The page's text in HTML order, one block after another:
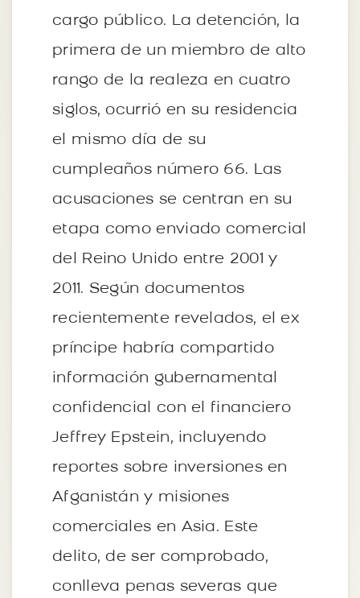
cargo público. La detención, la
primera de un miembro de alto
rango de la realeza en cuatro
siglos, ocurrió en su residencia
el mismo día de su
cumpleaños número 66. Las
acusaciones se centran en su
etapa como enviado comercial
del Reino Unido entre 2001 y
2011. Según documentos
recientemente revelados, el ex
príncipe habría compartido
información gubernamental
confidencial con el financiero
Jeffrey Epstein, incluyendo
reportes sobre inversiones en
Afganistán y misiones
comerciales en Asia. Este
delito, de ser comprobado,
conlleva penas severas que